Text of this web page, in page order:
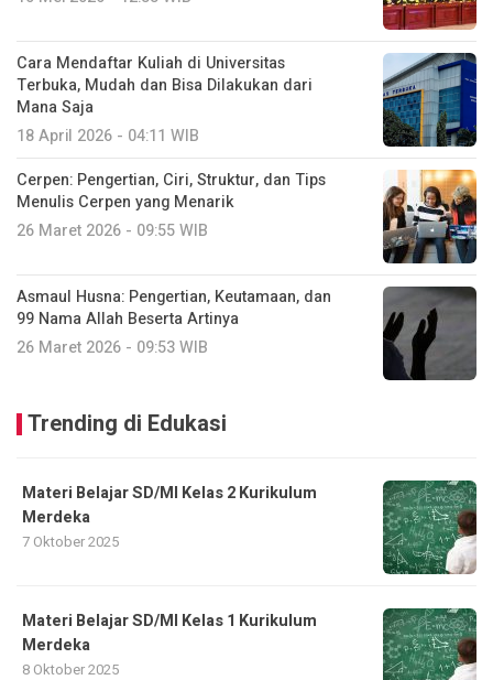
Cara Mendaftar Kuliah di Universitas
Terbuka, Mudah dan Bisa Dilakukan dari
Mana Saja
18 April 2026 - 04:11 WIB
Cerpen: Pengertian, Ciri, Struktur, dan Tips
Menulis Cerpen yang Menarik
26 Maret 2026 - 09:55 WIB
Asmaul Husna: Pengertian, Keutamaan, dan
99 Nama Allah Beserta Artinya
26 Maret 2026 - 09:53 WIB
Trending di Edukasi
Materi Belajar SD/MI Kelas 2 Kurikulum
Merdeka
7 Oktober 2025
Materi Belajar SD/MI Kelas 1 Kurikulum
Merdeka
8 Oktober 2025